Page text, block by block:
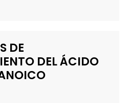
DE
DEL ÁCIDO